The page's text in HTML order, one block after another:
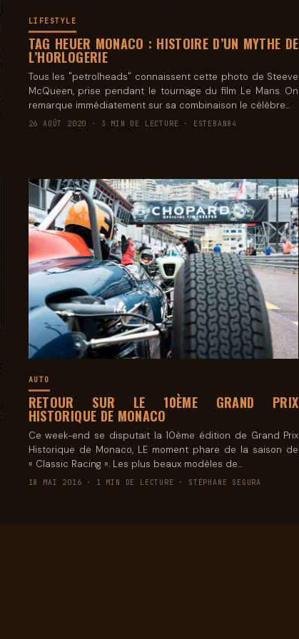
LIFESTYLE
TAG HEUER MONACO : HISTOIRE D’UN MYTHE DE
L’HORLOGERIE
Tous les "petrolheads" connaissent cette photo de Steeve
McQueen, prise pendant le tournage du film Le Mans. On
remarque immédiatement sur sa combinaison le célèbre…
26 AOÛT 2020 · 3 MIN DE LECTURE · ESTEBAN84
AUTO
RETOUR SUR LE 10ÈME GRAND PRIX
HISTORIQUE DE MONACO
Ce week-end se disputait la 10ème édition de Grand Prix
Historique de Monaco, LE moment phare de la saison de
« Classic Racing ». Les plus beaux modèles de…
18 MAI 2016 · 1 MIN DE LECTURE · STÉPHANE SEGURA